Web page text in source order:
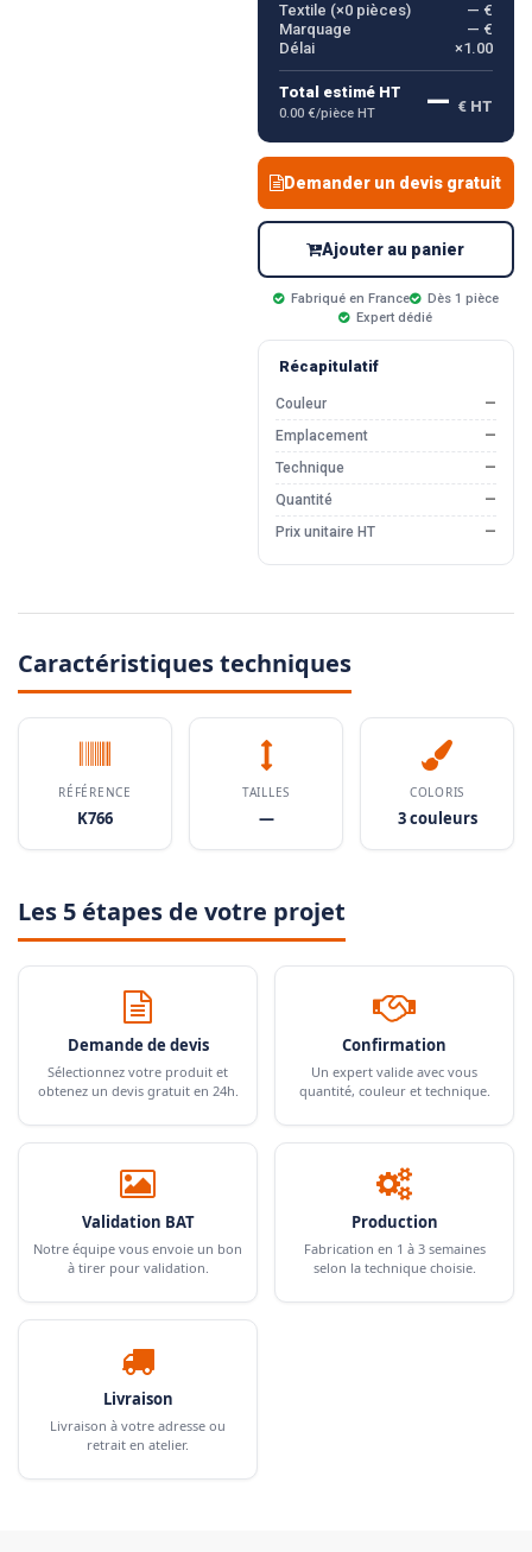
Textile (×0pièces)
— €
Marquage
— €
Délai
×1.00
Total estimé HT
0.00 €/pièce HT — € HT
Demander un devis gratuit
Ajouter au panier
Fabriqué en France
Dès 1 pièce
Expert dédié
Récapitulatif
Couleur
—
Emplacement
—
Technique
—
Quantité
—
Prix unitaire HT
—
Caractéristiques techniques
RÉFÉRENCE
K766
TAILLES
—
COLORIS
3 couleurs
Les 5 étapes de votre projet
Demande de devis
Sélectionnez votre produit et
obtenez un devis gratuit en 24h.
Confirmation
Un expert valide avec vous
quantité, couleur et technique.
Validation BAT
Notre équipe vous envoie un bon
à tirer pour validation.
Production
Fabrication en 1 à 3 semaines
selon la technique choisie.
Livraison
Livraison à votre adresse ou
retrait en atelier.